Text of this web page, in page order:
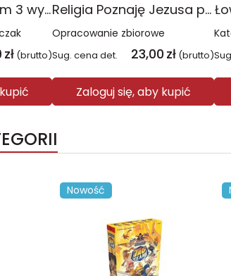
Biel. Kolory zła. Tom 3 wyd. 2025
zł (brutto)
Religia Poznaję Jezusa podręcznik dla klasy 3 szkoły podstawowej
Opracowanie zbiorowe
Sug. cena det. 23,00 zł (brutto)
Zaloguj się, aby kupić
Nowość